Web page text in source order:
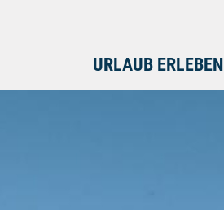
URLAUB ERLEBEN